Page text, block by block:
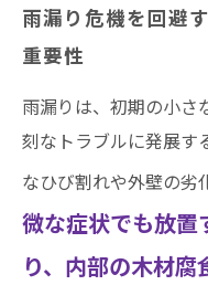
雨漏り危機を回避
重要性
雨漏りは、初期の小さ
刻なトラブルに発展す
なひび割れや外壁の劣
微な症状でも放置
り、内部の木材